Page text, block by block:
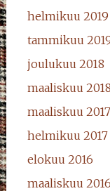
helmikuu 2019
tammikuu
joulukuu 2018
maaliskuu 2018
maaliskuu 2017
helmikuu 2017
elokuu 2016
maaliskuu 2016